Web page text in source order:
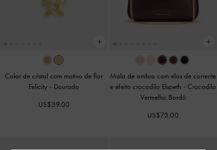
Colar de cristal com motivo de flor
Felicity - Dourado
US$39.00
Mala de ombro com elos de corrente
e efeito crocodilo Elspeth - Crocodilo
Vermelho Bordô
US$73.00